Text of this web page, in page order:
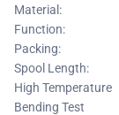
Material:
Function:
Packing:
Spool Length:
High Temperature
Bending Test